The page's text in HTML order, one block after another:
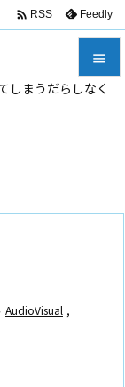
しまうだらしなく



 RSS Feedly
AudioVisual ,